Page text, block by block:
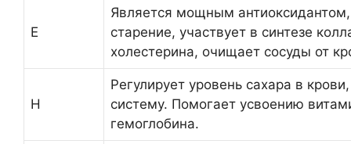
E
Является мощным
старение, участвует в синтезе
холестерина, очищает сосуды от
H
Регулирует уровень сахара в
систему. Помогает усвоению
гемоглобина.